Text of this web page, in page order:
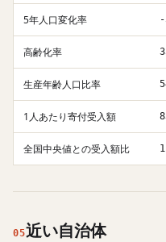
5年人口変化率
高齢化率
生産年齢人口比率
1人あたり寄付受入額
全国中央値との受入額比
05近い自治体